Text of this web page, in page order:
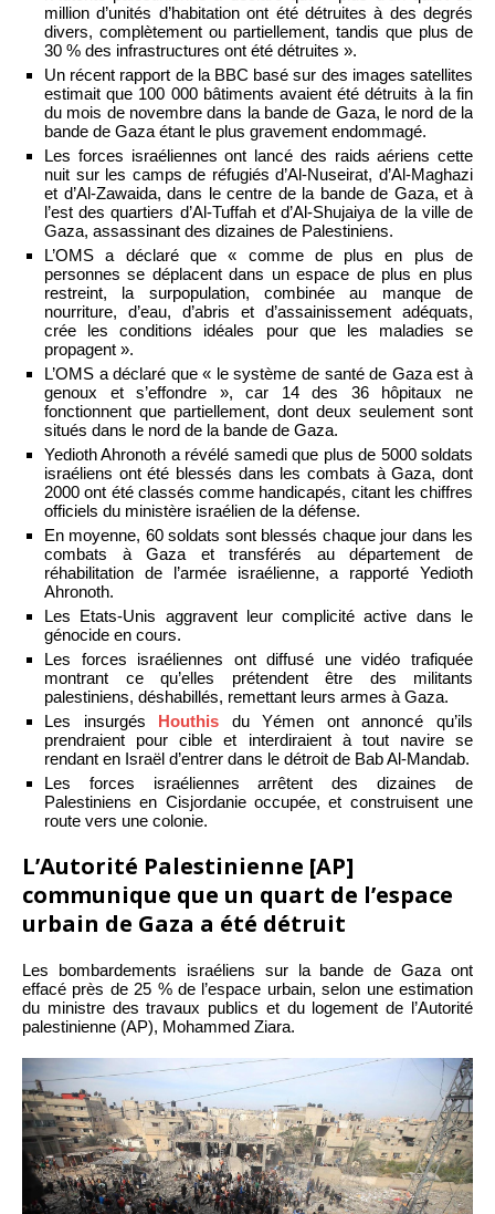
million d’unités d’habitation ont été détruites à des degrés
divers, complètement ou partiellement, tandis que plus de
30 % des infrastructures ont été détruites ».
Un récent rapport de la BBC basé sur des images satellites
estimait que 100 000 bâtiments avaient été détruits à la fin
du mois de novembre dans la bande de Gaza, le nord de la
bande de Gaza étant le plus gravement endommagé.
Les forces israéliennes ont lancé des raids aériens cette
nuit sur les camps de réfugiés d’Al-Nuseirat, d’Al-Maghazi
et d’Al-Zawaida, dans le centre de la bande de Gaza, et à
l’est des quartiers d’Al-Tuffah et d’Al-Shujaiya de la ville de
Gaza, assassinant des dizaines de Palestiniens.
L’OMS a déclaré que « comme de plus en plus de
personnes se déplacent dans un espace de plus en plus
restreint, la surpopulation, combinée au manque de
nourriture, d’eau, d’abris et d’assainissement adéquats,
crée les conditions idéales pour que les maladies se
propagent ».
L’OMS a déclaré que « le système de santé de Gaza est à
genoux et s’effondre », car 14 des 36 hôpitaux ne
fonctionnent que partiellement, dont deux seulement sont
situés dans le nord de la bande de Gaza.
Yedioth Ahronoth a révélé samedi que plus de 5000 soldats
israéliens ont été blessés dans les combats à Gaza, dont
2000 ont été classés comme handicapés, citant les chiffres
officiels du ministère israélien de la défense.
En moyenne, 60 soldats sont blessés chaque jour dans les
combats à Gaza et transférés au département de
réhabilitation de l’armée israélienne, a rapporté Yedioth
Ahronoth.
Les Etats-Unis aggravent leur complicité active dans le
génocide en cours.
Les forces israéliennes ont diffusé une vidéo trafiquée
montrant ce qu’elles prétendent être des militants
palestiniens, déshabillés, remettant leurs armes à Gaza.
Les insurgés Houthis du Yémen ont annoncé qu’ils
prendraient pour cible et interdiraient à tout navire se
rendant en Israël d’entrer dans le détroit de Bab Al-Mandab.
Les forces israéliennes arrêtent des dizaines de
Palestiniens en Cisjordanie occupée, et construisent une
route vers une colonie.
L’Autorité Palestinienne [AP]
communique que un quart de l’espace
urbain de Gaza a été détruit
Les bombardements israéliens sur la bande de Gaza ont
effacé près de 25 % de l’espace urbain, selon une estimation
du ministre des travaux publics et du logement de l’Autorité
palestinienne (AP), Mohammed Ziara.